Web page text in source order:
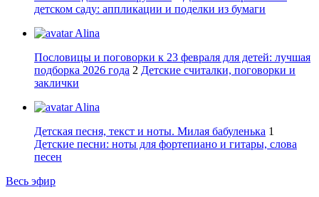
детском саду: аппликации и поделки из бумаги
Alina
Пословицы и поговорки к 23 февраля для детей: лучшая
подборка 2026 года 2 Детские считалки, поговорки и
заклички
Alina
Детская песня, текст и ноты. Милая бабуленька 1
Детские песни: ноты для фортепиано и гитары, слова
песен
Весь эфир